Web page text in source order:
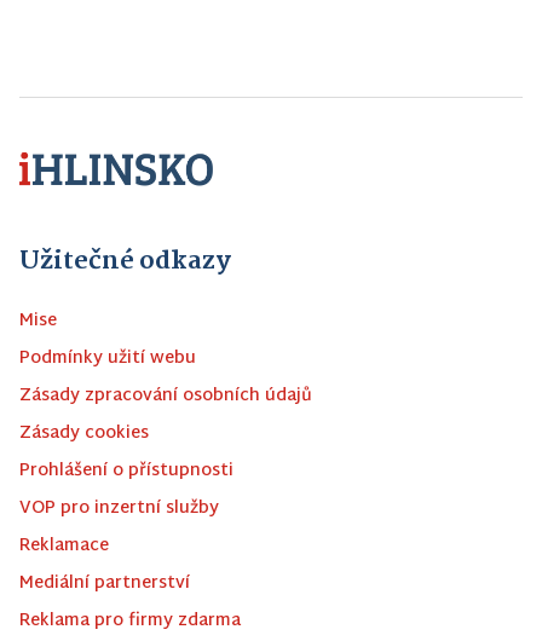
Užitečné odkazy
Mise
Podmínky užití webu
Zásady zpracování osobních údajů
Zásady cookies
Prohlášení o přístupnosti
VOP pro inzertní služby
Reklamace
Mediální partnerství
Reklama pro firmy zdarma